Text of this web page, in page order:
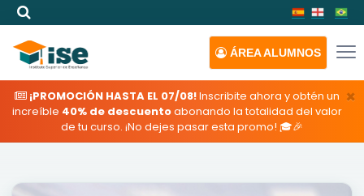
ÁREAALUMNOS
×
¡PROMOCIÓN HASTA EL 07/08!Inscribite ahora y obtén un
increíble 40% de descuentoabonando la totalidad del valor
de tu curso. ¡No dejes pasar esta promo! 🎓🎉